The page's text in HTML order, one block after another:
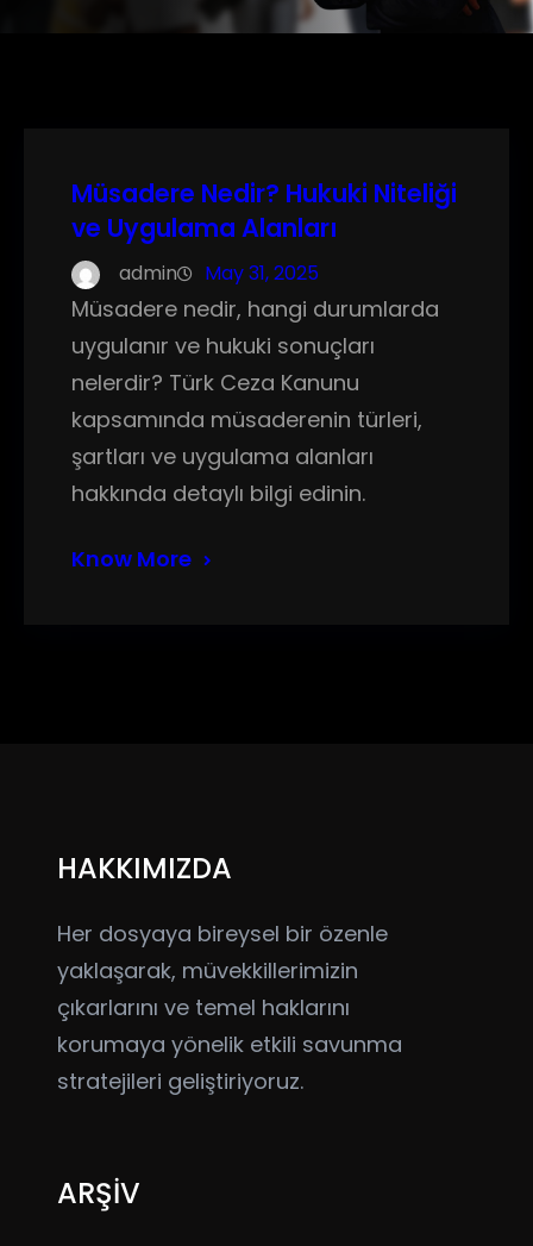
Müsadere Nedir? Hukuki Niteliği
ve Uygulama Alanları
admin May 31, 2025
Müsadere nedir, hangi durumlarda
uygulanır ve hukuki sonuçları
nelerdir? Türk Ceza Kanunu
kapsamında müsaderenin türleri,
şartları ve uygulama alanları
hakkında detaylı bilgi edinin.
Know More
HAKKIMIZDA
Her dosyaya bireysel bir özenle
yaklaşarak, müvekkillerimizin
çıkarlarını ve temel haklarını
korumaya yönelik etkili savunma
stratejileri geliştiriyoruz.
ARŞİV